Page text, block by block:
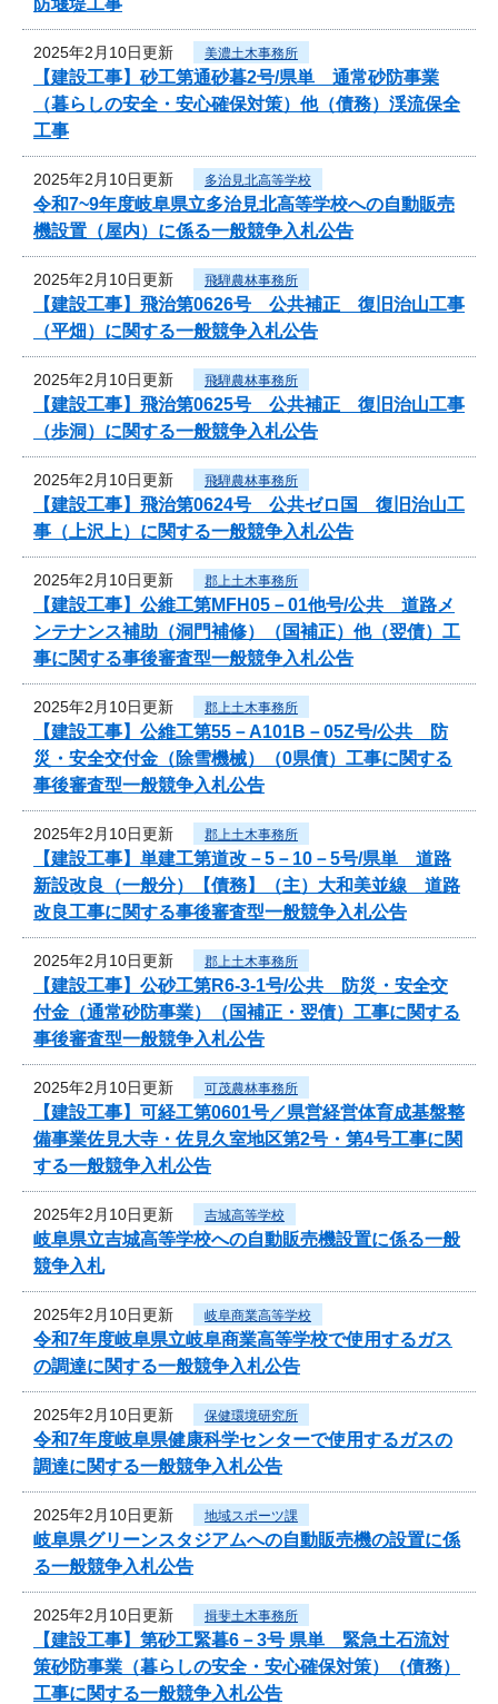
2025年2月10日更新 美濃土木事務所
【建設工事】砂工第通砂暮2号/県単 通常砂防事業
（暮らしの安全・安心確保対策）他（債務）渓流保全
工事
2025年2月10日更新 多治見北高等学校
令和7~9年度岐阜県立多治見北高等学校への自動販売
機設置（屋内）に係る一般競争入札公告
2025年2月10日更新 飛騨農林事務所
【建設工事】飛治第0626号 公共補正 復旧治山工事
（平畑）に関する一般競争入札公告
2025年2月10日更新 飛騨農林事務所
【建設工事】飛治第0625号 公共補正 復旧治山工事
（歩洞）に関する一般競争入札公告
2025年2月10日更新 飛騨農林事務所
【建設工事】飛治第0624号 公共ゼロ国 復旧治山工
事（上沢上）に関する一般競争入札公告
2025年2月10日更新 郡上土木事務所
【建設工事】公維工第MFH05－01他号/公共 道路メ
ンテナンス補助（洞門補修）（国補正）他（翌債）工
事に関する事後審査型一般競争入札公告
2025年2月10日更新 郡上土木事務所
【建設工事】公維工第55－A101B－05Z号/公共 防
災・安全交付金（除雪機械）（0県債）工事に関する
事後審査型一般競争入札公告
2025年2月10日更新 郡上土木事務所
【建設工事】単建工第道改－5－10－5号/県単 道路
新設改良（一般分）【債務】（主）大和美並線 道路
改良工事に関する事後審査型一般競争入札公告
2025年2月10日更新 郡上土木事務所
【建設工事】公砂工第R6-3-1号/公共 防災・安全交
付金（通常砂防事業）（国補正・翌債）工事に関する
事後審査型一般競争入札公告
2025年2月10日更新 可茂農林事務所
【建設工事】可経工第0601号／県営経営体育成基盤整
備事業佐見大寺・佐見久室地区第2号・第4号工事に関
する一般競争入札公告
2025年2月10日更新 吉城高等学校
岐阜県立吉城高等学校への自動販売機設置に係る一般
競争入札
2025年2月10日更新 岐阜商業高等学校
令和7年度岐阜県立岐阜商業高等学校で使用するガス
の調達に関する一般競争入札公告
2025年2月10日更新 保健環境研究所
令和7年度岐阜県健康科学センターで使用するガスの
調達に関する一般競争入札公告
2025年2月10日更新 地域スポーツ課
岐阜県グリーンスタジアムへの自動販売機の設置に係
る一般競争入札公告
2025年2月10日更新 揖斐土木事務所
【建設工事】第砂工緊暮6－3号 県単 緊急土石流対
策砂防事業（暮らしの安全・安心確保対策）（債務）
工事に関する一般競争入札公告